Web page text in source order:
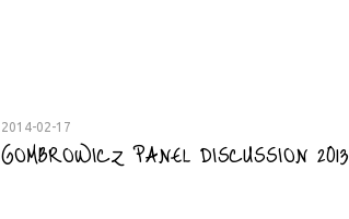
2014-02-17
GOMBROWICZ PANEL DISCUSSION 2013